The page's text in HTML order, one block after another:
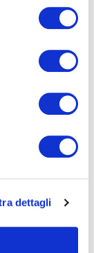
dettagli